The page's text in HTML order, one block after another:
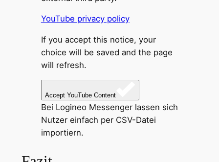
YouTube privacy policy
If you accept this notice, your
choice will be saved and the page
will refresh.
Accept YouTube Content
Bei Logineo Messenger lassen sich
Nutzer einfach per CSV-Datei
importiern.